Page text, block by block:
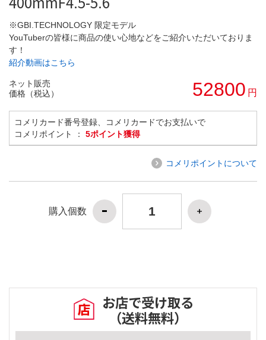
※GBI.TECHNOLOGY 限定モデル
YouTuberの皆様に商品の使い心地などをご紹介いただいておりま
す！
紹介動画はこちら
ネット販売
価格（税込）
52800 円
コメリカード番号登録、コメリカードでお支払いで
コメリポイント ： 5ポイント獲得
コメリポイントについて
購入個数
お店で受け取る
（送料無料）